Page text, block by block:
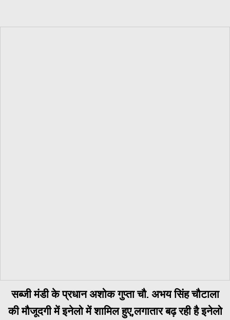
सब्जी मंडी के प्रधान अशोक गुप्ता चौ. अभय सिंह चौटाला
की मौजूदगी में इनेलो में शामिल हुए,लगातार बढ़ रही है इनेलो